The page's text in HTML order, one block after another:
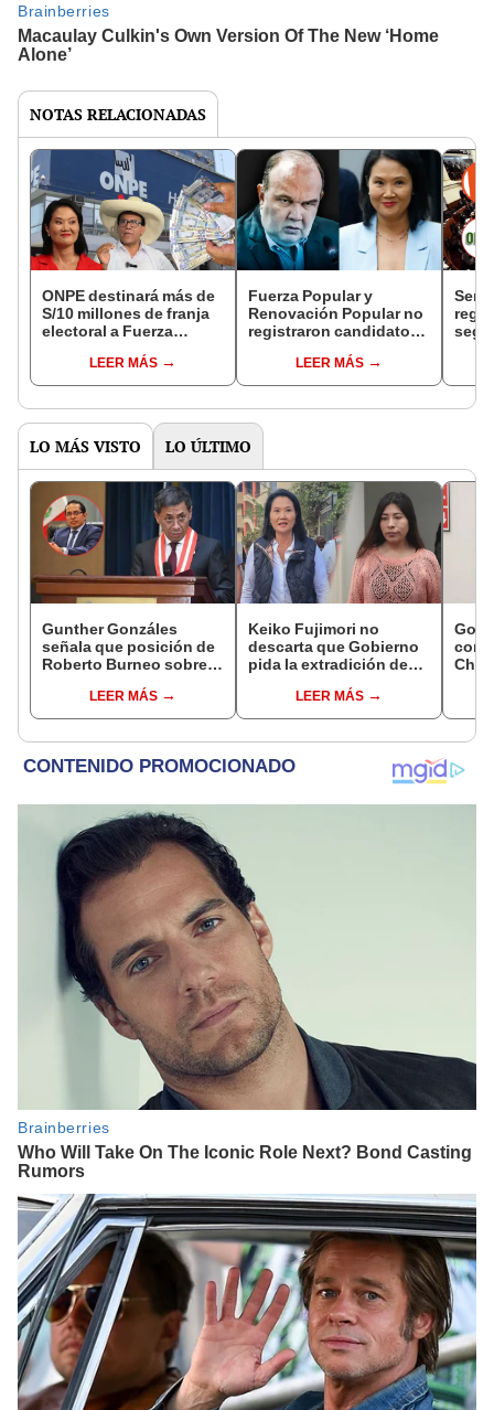
NOTAS RELACIONADAS
ONPE destinará más de
S/10 millones de franja
electoral a Fuerza
Perú para la segunda
vuelta
LEER MÁS
Fuerza Popular y
Renovación Popular no
registraron candidatos
elecciones regionales
LEER MÁS
LO MÁS VISTO LO ÚLTIMO
Gunther Gonzáles
señala que posición de
Roberto Burneo sobre
Aliaga no representan al
JNE
LEER MÁS
Keiko Fujimori no
descarta que Gobierno
pida la extradición de
dentro de nuestras
facultades"
LEER MÁS